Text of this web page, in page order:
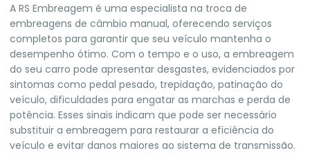
A RS Embreagem é uma especialista na troca de
embreagens de câmbio manual, oferecendo serviços
completos para garantir que seu veículo mantenha o
desempenho ótimo. Com o tempo e o uso, a embreagem
do seu carro pode apresentar desgastes, evidenciados por
sintomas como pedal pesado, trepidação, patinação do
veículo, dificuldades para engatar as marchas e perda de
potência. Esses sinais indicam que pode ser necessário
substituir a embreagem para restaurar a eficiência do
veículo e evitar danos maiores ao sistema de transmissão.